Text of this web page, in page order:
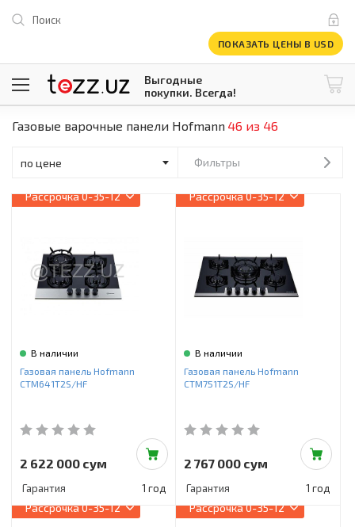
Поиск
ПОКАЗАТЬ ЦЕНЫ В USD
Выгодные
покупки. Всегда!
1 USD = 12 296.16 сум \ @tezzuz
Все категории
Компьютеры и оргтехника
Телевизоры
Крупнобытовая техника
Встраиваемая техника
Инструменты и техника
Товары для дома
Красота и здоровье
Пылесосы
Фильтры для воды
Сантехника
Климатическая техника
Крупнобытовая техника
Газовые варочные панели Hofmann 46 из 46
Фильтры
Рассрочка0-35-12
В наличии
Газовая панель Hofmann
CTM641T2S/HF
2 622 000 сум
Гарантия 1 год
Рассрочка0-35-12
В наличии
Газовая панель Hofmann
CTM751T2S/HF
2 767 000 сум
Гарантия 1 год
Рассрочка0-35-12 Рассрочка0-35-12